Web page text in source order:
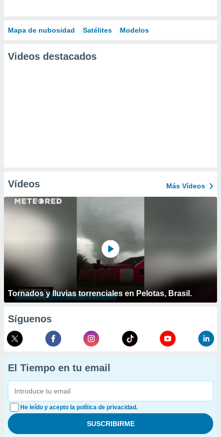
Mapa de nubosidad Satélites Modelos
Videos destacados
Vídeos Más Vídeos
Tornados y lluvias torrenciales en Pelotas, Brasil.
Síguenos
El Tiempo en tu email
He leído y acepto la política de privacidad.